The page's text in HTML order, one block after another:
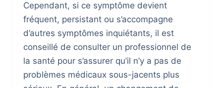
Cependant, si ce symptôme devient
fréquent, persistant ou s’accompagne
d’autres symptômes inquiétants, il est
conseillé de consulter un professionnel de
la santé pour s’assurer qu’il n’y a pas de
problèmes médicaux sous-jacents plus